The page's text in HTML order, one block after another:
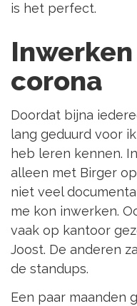
is het perfect.
corona
Doordat bijna
lang geduurd voor
heb leren kennen.
alleen met Birger
niet veel
me kon inwerken.
vaak op kantoor
Joost. De anderen
de standups.
Een paar maanden